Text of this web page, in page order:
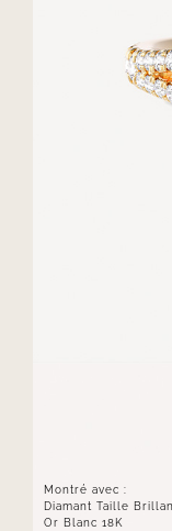
Montré avec :
Diamant Taille
Or Blanc 18K